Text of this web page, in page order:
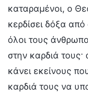
καταραμένοι, ο
κερδίσει δόξα από
όλοι τους
στην καρδιά τους·
κάνει εκείνους
καρδιά τους να